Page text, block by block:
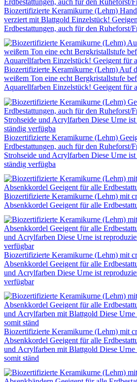
Biozertifizierte Keramikurne (Lehm)
verziert mit Blattgold Einzelstück!
Erdbestattungen, auch für den Ruheforst/
Biozertifizierte Keramikurne (Lehm) Auf
weißem Ton eine echt Bergkristallstufe
Aquarellfarben Einzelstück! Geeigent für
Biozertifizierte Keramikurne (Lehm)
Erdbestattungen, auch für den Ruheforst/
Strohseide und Acrylfarben Diese Urne
ständig verfügba
Biozertifizierte Keramikurne (Lehm) mit
Absenkkordel Geeigent für alle
Biozertifizierte Keramikurne (Lehm) mit
Absenkkordel Geeigent für alle
und Acrylfarben Diese Urne ist
verfügbar
Biozertifizierte Keramikurne (Lehm) mit
Absenkkordel Geeigent für alle
und Acrylfarben mit Blattgold Diese Urne
somit ständ